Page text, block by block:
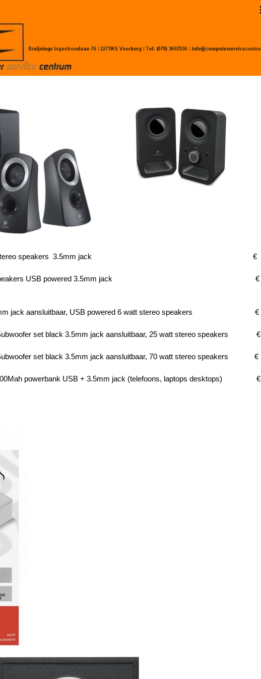
series Stereo speakers 3.5mm jack
€
Stereo speakers USB powered 3.5mm jack€
jack aansluitbaar, USB powered 6 watt stereo speakers€
set black 3.5mm jack aansluitbaar, 25 watt stereo speakers€
set black 3.5mm jack aansluitbaar, 70 watt stereo speakers€
300Mah powerbank USB + 3.5mm jack (telefoons, laptops desktops) €